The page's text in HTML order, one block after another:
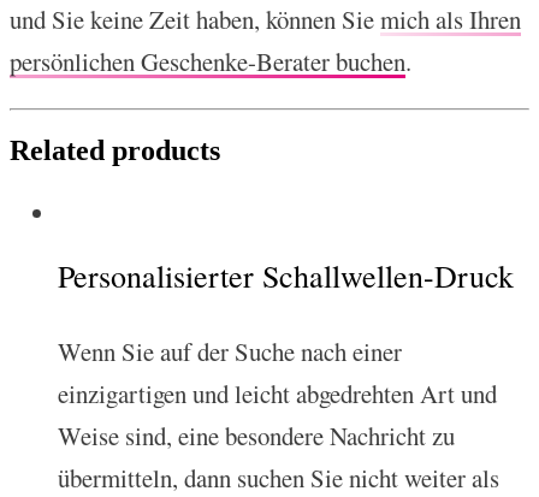
und Sie keine Zeit haben, können Siemich als Ihren
persönlichen Geschenke-Berater buchen.
Related products
Personalisierter Schallwellen-Druck
Wenn Sie auf der Suche nach einer
einzigartigen und leicht abgedrehten Art und
Weise sind, eine besondere Nachricht zu
übermitteln, dann suchen Sie nicht weiter als